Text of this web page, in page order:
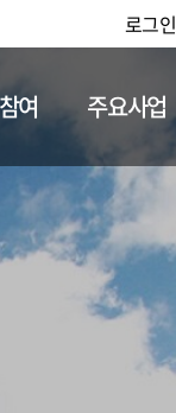
로그인
채용정보
여 주요사업